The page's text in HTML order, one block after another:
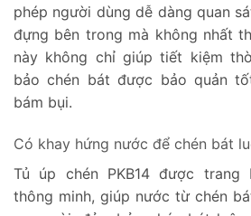
phép người dùng dễ dàng quan
đựng bên trong mà không nhất
này không chỉ giúp tiết kiệm
bảo chén bát được bảo quản
bám bụi.
Có khay hứng nước để chén bát
Tủ úp chén PKB14 được
thông minh, giúp nước từ chén